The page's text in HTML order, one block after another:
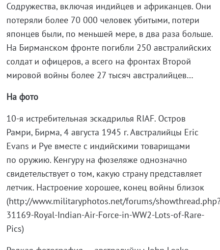
Содружества, включая индийцев и африканцев. Они
потеряли более 70 000 человек убитыми, потери
японцев были, по меньшей мере, в два раза больше.
На Бирманском фронте погибли 250 австралийских
солдат и офицеров, а всего на фронтах Второй
мировой войны более 27 тысяч австралийцев…
На фото
10-я истребительная эскадрилья RIAF. Остров
Рамри, Бирма, 4 августа 1945 г. Австралийцы Eric
Evans и Pye вместе с индийскими товарищами
по оружию. Кенгуру на фюзеляже однозначно
свидетельствует о том, какую страну представляет
летчик. Настроение хорошее, конец войны близок
(http://www.militaryphotos.net/forums/
31169-Royal-Indian-Air-Force-in-WW2-Lots-of-Rare-
Pics)